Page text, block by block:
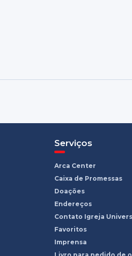
Serviços
Arca Center
Caixa de Promessas
Doações
Endereços
Contato Igreja
Favoritos
Imprensa